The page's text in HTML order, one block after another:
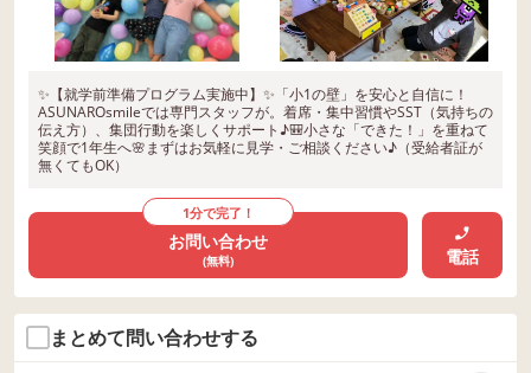
✨【就学前準備プログラム実施中】✨「小1の壁」を安心と自信に！
ASUNAROsmileでは専門スタッフが。着席・集中習慣やSST（気持ちの
伝え方）、集団行動を楽しくサポート♪🎒小さな「できた！」を重ねて
笑顔で1年生へ🌸まずはお気軽に見学・ご相談ください♪（受給者証が
無くてもOK）
1分で完了！
お問い合わせ
(無料) 電話
まとめて問い合わせする